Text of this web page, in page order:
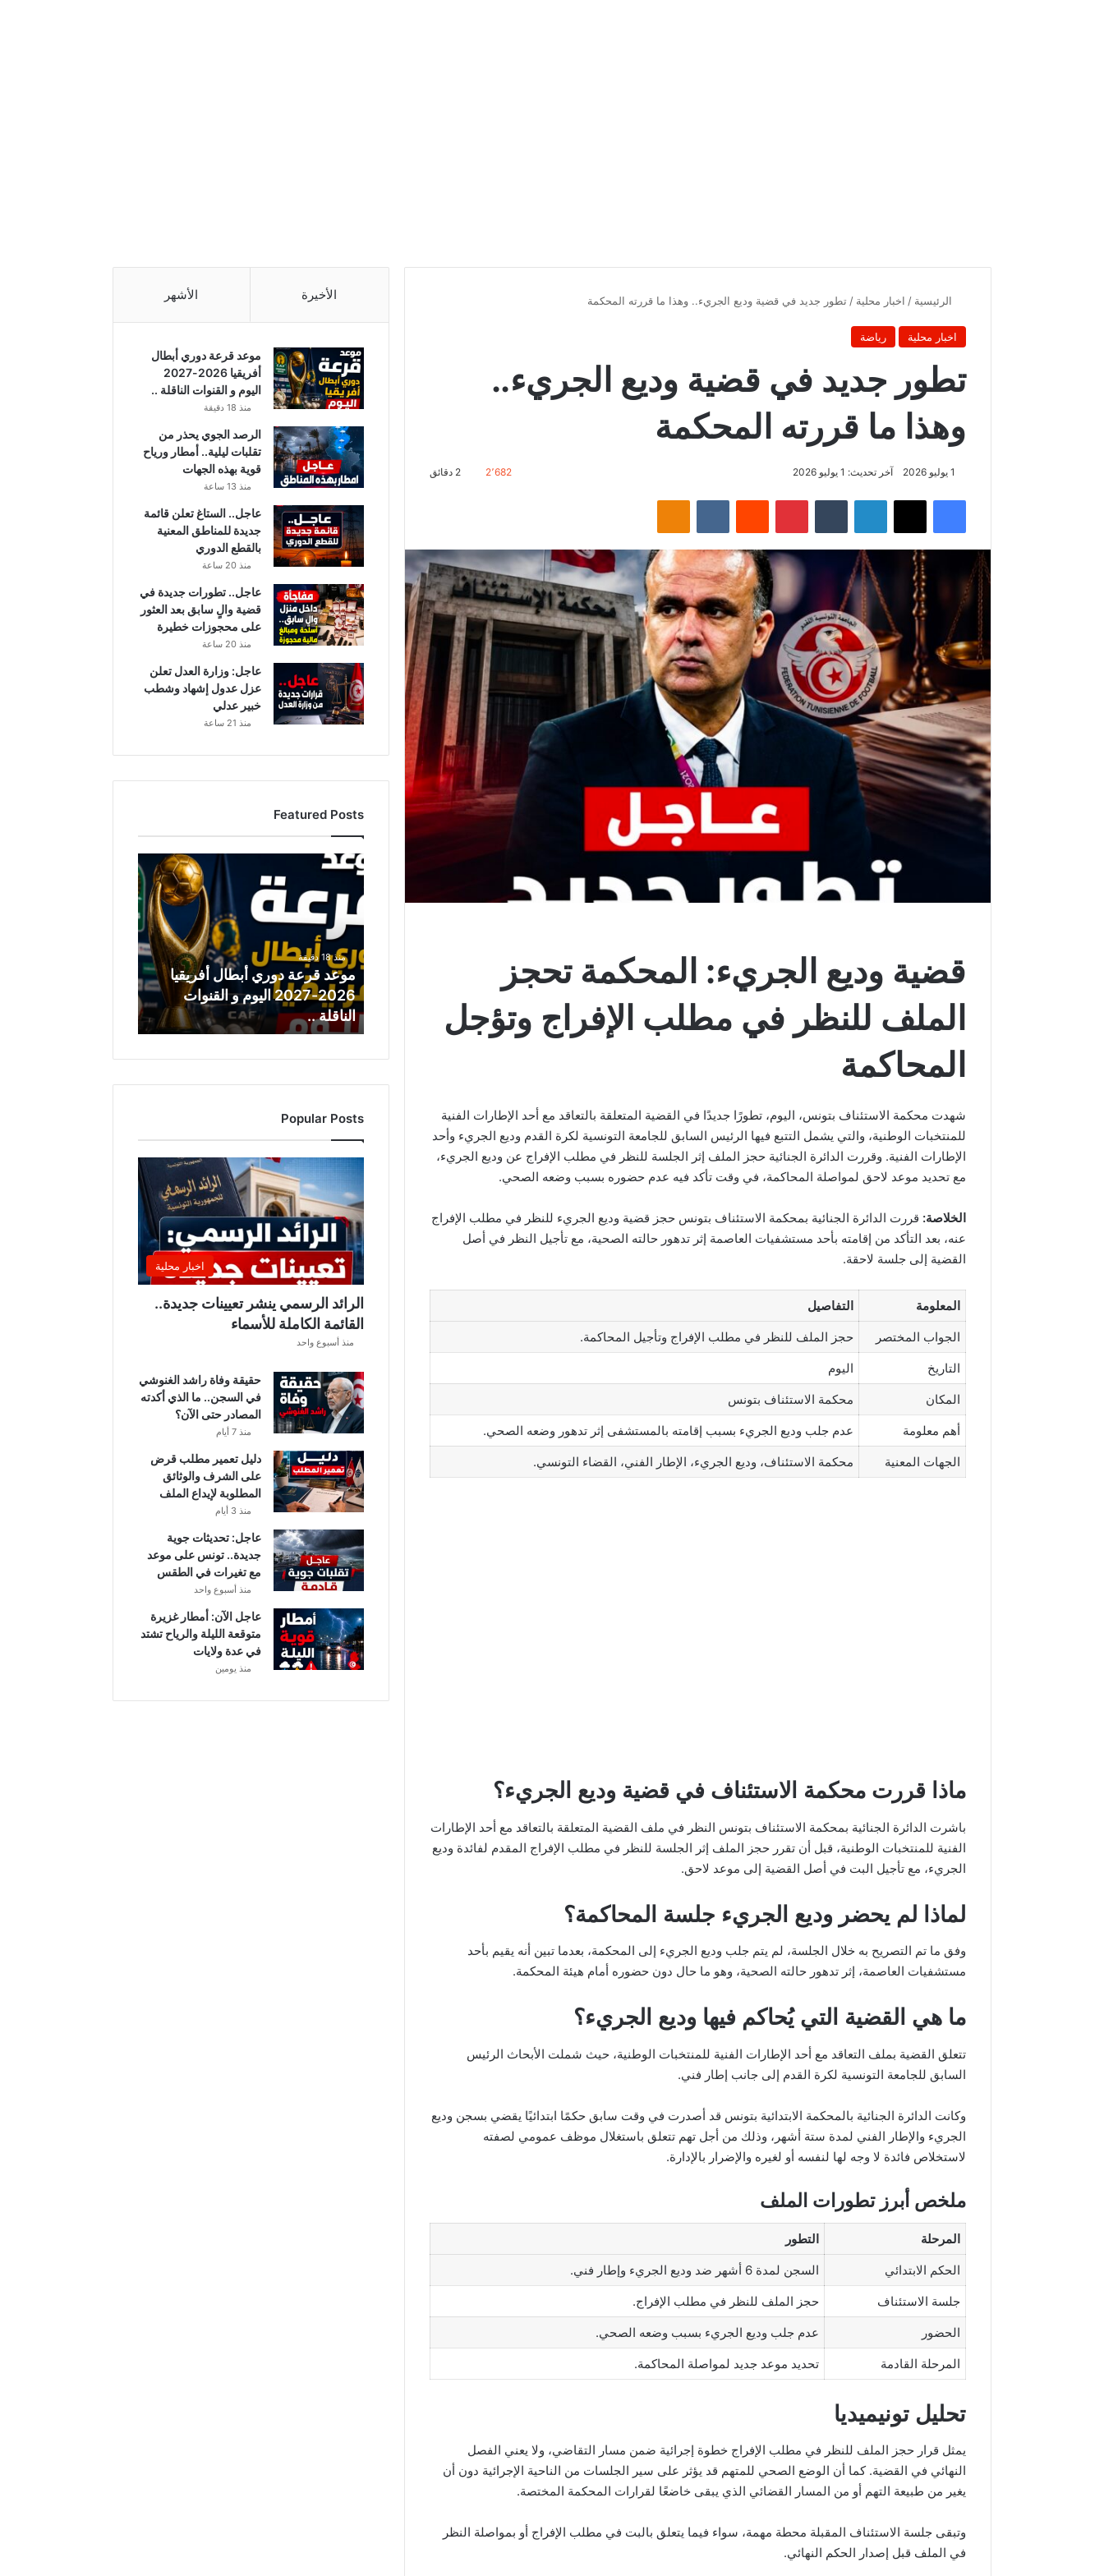
الرئيسية / اخبار محلية / تطور جديد في قضية وديع الجريء.. وهذا ما قررته المحكمة
اخبار محلية رياضة
تطور جديد في قضية وديع الجريء..
وهذا ما قررته المحكمة
1 يوليو 2026 آخر تحديث: 1 يوليو 2026 2٬682 2 دقائق
فيسبوك لينكدإن بينتيريست
قضية وديع الجريء: المحكمة تحجز
الملف للنظر في مطلب الإفراج وتؤجل
المحاكمة
شهدت محكمة الاستئناف بتونس، اليوم، تطورًا جديدًا في القضية المتعلقة بالتعاقد مع أحد الإطارات الفنية
للمنتخبات الوطنية، والتي يشمل التتبع فيها الرئيس السابق للجامعة التونسية لكرة القدم وديع الجريء وأحد
الإطارات الفنية. وقررت الدائرة الجنائية حجز الملف إثر الجلسة للنظر في مطلب الإفراج عن وديع الجريء،
مع تحديد موعد لاحق لمواصلة المحاكمة، في وقت تأكد فيه عدم حضوره بسبب وضعه الصحي.
الخلاصة: قررت الدائرة الجنائية بمحكمة الاستئناف بتونس حجز قضية وديع الجريء للنظر في مطلب الإفراج
عنه، بعد التأكد من إقامته بأحد مستشفيات العاصمة إثر تدهور حالته الصحية، مع تأجيل النظر في أصل
القضية إلى جلسة لاحقة.
المعلومة
التفاصيل
الجواب المختصر
حجز الملف للنظر في مطلب الإفراج وتأجيل المحاكمة.
التاريخ
اليوم
المكان
محكمة الاستئناف بتونس
أهم معلومة
عدم جلب وديع الجريء بسبب إقامته بالمستشفى إثر تدهور وضعه الصحي.
الجهات المعنية
محكمة الاستئناف، وديع الجريء، الإطار الفني، القضاء التونسي.
ماذا قررت محكمة الاستئناف في قضية وديع الجريء؟
باشرت الدائرة الجنائية بمحكمة الاستئناف بتونس النظر في ملف القضية المتعلقة بالتعاقد مع أحد الإطارات
الفنية للمنتخبات الوطنية، قبل أن تقرر حجز الملف إثر الجلسة للنظر في مطلب الإفراج المقدم لفائدة وديع
الجريء، مع تأجيل البت في أصل القضية إلى موعد لاحق.
لماذا لم يحضر وديع الجريء جلسة المحاكمة؟
وفق ما تم التصريح به خلال الجلسة، لم يتم جلب وديع الجريء إلى المحكمة، بعدما تبين أنه يقيم بأحد
مستشفيات العاصمة، إثر تدهور حالته الصحية، وهو ما حال دون حضوره أمام هيئة المحكمة.
ما هي القضية التي يُحاكم فيها وديع الجريء؟
تتعلق القضية بملف التعاقد مع أحد الإطارات الفنية للمنتخبات الوطنية، حيث شملت الأبحاث الرئيس
السابق للجامعة التونسية لكرة القدم إلى جانب إطار فني.
وكانت الدائرة الجنائية بالمحكمة الابتدائية بتونس قد أصدرت في وقت سابق حكمًا ابتدائيًا يقضي بسجن وديع
الجريء والإطار الفني لمدة ستة أشهر، وذلك من أجل تهم تتعلق باستغلال موظف عمومي لصفته
لاستخلاص فائدة لا وجه لها لنفسه أو لغيره والإضرار بالإدارة.
ملخص أبرز تطورات الملف
المرحلة
التطور
الحكم الابتدائي
السجن لمدة 6 أشهر ضد وديع الجريء وإطار فني.
جلسة الاستئناف
حجز الملف للنظر في مطلب الإفراج.
الحضور
عدم جلب وديع الجريء بسبب وضعه الصحي.
المرحلة القادمة
تحديد موعد جديد لمواصلة المحاكمة.
تحليل تونيميديا
يمثل قرار حجز الملف للنظر في مطلب الإفراج خطوة إجرائية ضمن مسار التقاضي، ولا يعني الفصل
النهائي في القضية. كما أن الوضع الصحي للمتهم قد يؤثر على سير الجلسات من الناحية الإجرائية دون أن
يغير من طبيعة التهم أو من المسار القضائي الذي يبقى خاضعًا لقرارات المحكمة المختصة.
وتبقى جلسة الاستئناف المقبلة محطة مهمة، سواء فيما يتعلق بالبت في مطلب الإفراج أو بمواصلة النظر
في الملف قبل إصدار الحكم النهائي.
الأخيرة الأشهر
موعد قرعة دوري أبطال
أفريقيا 2026-2027
اليوم و القنوات الناقلة ..
منذ 18 دقيقة
الرصد الجوي يحذر من
تقلبات ليلية.. أمطار ورياح
قوية بهذه الجهات
منذ 13 ساعة
عاجل.. الستاغ تعلن قائمة
جديدة للمناطق المعنية
بالقطع الدوري
منذ 20 ساعة
عاجل.. تطورات جديدة في
قضية والٍ سابق بعد العثور
على محجوزات خطيرة
منذ 20 ساعة
عاجل: وزارة العدل تعلن
عزل عدول إشهاد وشطب
خبير عدلي
منذ 21 ساعة
Featured Posts
م
و
ع
ر
ع
ة
د
و
ر
ب
ا
ل
أ
ي
ق
ي
ا
2
2
6
0
2
7
ا
ل
ي
و
م
ل
ق
ا
ت
ا
ل
منذ 18 دقيقة
موعد قرعة دوري أبطال أفريقيا
2026-2027 اليوم و القنوات
الناقلة ..
Popular Posts
اخبار محلية
الرائد الرسمي ينشر تعيينات جديدة..
القائمة الكاملة للأسماء
منذ أسبوع واحد
حقيقة وفاة راشد الغنوشي
في السجن.. ما الذي أكدته
المصادر حتى الآن؟
منذ 7 أيام
دليل تعمير مطلب قرض
على الشرف والوثائق
المطلوبة لإيداع الملف
منذ 3 أيام
عاجل: تحديثات جوية
جديدة.. تونس على موعد
مع تغيرات في الطقس
منذ أسبوع واحد
عاجل الآن: أمطار غزيرة
متوقعة الليلة والرياح تشتد
في عدة ولايات
منذ يومين